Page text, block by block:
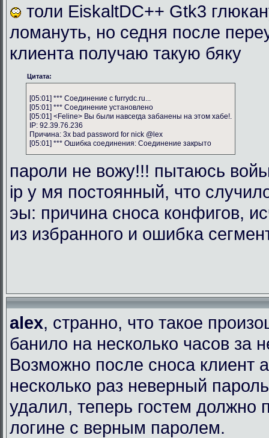
толи EiskaltDC++ Gtk3
ломануть, но седня после
клиента получаю такую бяку
Цитата:
[05:01] *** Соединение с furrydc.ru...
[05:01] *** Соединение установлено
[05:01] <Feline> Вы были навсегда забанены на этом хабе!.
IP: 92.39.76.236
Причина: 3x bad password for nick @lex
[05:01] *** Ошибка соединения: Соединение закрыто
пароли не вожу!!! пытаюсь
ip у мя постоянный, что
эы: причина сноса конфигов,
из избранного и ошибка
alex, странно, что такое
банило на несколько часов за
Возможно после сноса клиент
несколько раз неверный
удалил, теперь гостем должно
логине с верным паролем.